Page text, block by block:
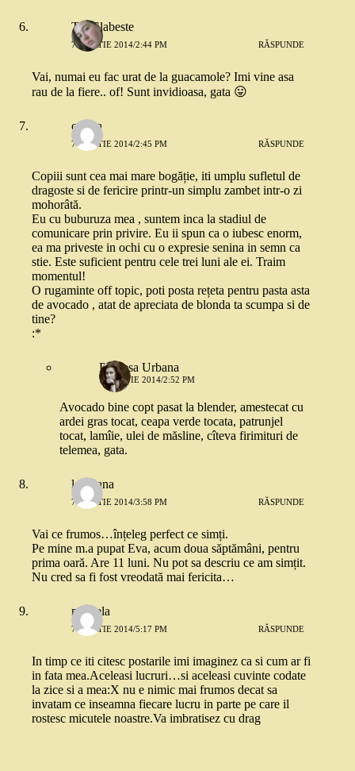
Tea Slabeste
7 MARTIE 2014/2:44 PM RĂSPUNDE
Vai, numai eu fac urat de la guacamole? Imi vine asa
rau de la fiere.. of! Sunt invidioasa, gata 😛
corina
7 MARTIE 2014/2:45 PM RĂSPUNDE
Copiii sunt cea mai mare bogăție, iti umplu sufletul de
dragoste si de fericire printr-un simplu zambet intr-o zi
mohorâtă.
Eu cu buburuza mea , suntem inca la stadiul de
comunicare prin privire. Eu ii spun ca o iubesc enorm,
ea ma priveste in ochi cu o expresie senina in semn ca
stie. Este suficient pentru cele trei luni ale ei. Traim
momentul!
O rugaminte off topic, poti posta rețeta pentru pasta asta
de avocado , atat de apreciata de blonda ta scumpa si de
tine?
:*
Printesa Urbana
7 MARTIE 2014/2:52 PM
Avocado bine copt pasat la blender, amestecat cu
ardei gras tocat, ceapa verde tocata, patrunjel
tocat, lamîie, ulei de măsline, cîteva firimituri de
telemea, gata.
loredana
7 MARTIE 2014/3:58 PM RĂSPUNDE
Vai ce frumos…înțeleg perfect ce simți.
Pe mine m.a pupat Eva, acum doua săptămâni, pentru
prima oară. Are 11 luni. Nu pot sa descriu ce am simțit.
Nu cred sa fi fost vreodată mai fericita…
mihaela
7 MARTIE 2014/5:17 PM RĂSPUNDE
In timp ce iti citesc postarile imi imaginez ca si cum ar fi
in fata mea.Aceleasi lucruri…si aceleasi cuvinte codate
la zice si a mea:X nu e nimic mai frumos decat sa
invatam ce inseamna fiecare lucru in parte pe care il
rostesc micutele noastre.Va imbratisez cu drag